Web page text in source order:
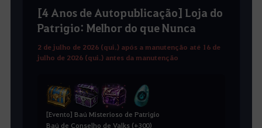
[4 Anos de Autopublicação] Loja do
Patrigio: Melhor do que Nunca
2 de julho de 2026 (qui.) após a manutenção até 16 de
julho de 2026 (qui.) antes da manutenção
[Evento] Baú Misterioso de Patrigio
Baú de Conselho de Valks (+300)